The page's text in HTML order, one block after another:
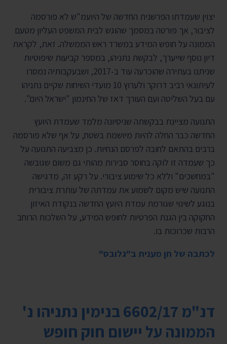
יצוין שעמדתו הפרשנית החדשה של היועמ"ש לא פורסמה
לציבור, אך פורטה במסמך שהוגש לבית המשפט העליון מטעם
הממונה על חופש המידע במשרד ראש הממשלה. זאת, לקראת
דיון נוסף שייערך, לבקשת נתניהו, במספר קביעות שיפוטיות
שניתנו בעתירה שהוכרעה עוד ב-2017, ושבעקבותיה נמסרו
לעיתונאי רביב דרוקר ולערוץ 10 מועדי השיחות שקיים נתניהו
עם בעל השליטה ועם העורך דאז של החינמון "ישראל היום".
התנועה מציינת בבקשתה שניסיונה מלמד שעמדת היועץ
החדשה כבר החלה להיות מיושמת בשטח, על אף שלא פורסמה
ברבים בהתאם לחובה לפרסם הנחיות. כן מצביעה התנועה על
כך שעמדה זו לוקה בחוסר סבירות מהותי גם משום שגובשה
"במחשכים" וללא כל שימוע ציבורי. על רקע זה, מדגישה
התנועה שיש מקום לשמוע את עמדתה של עותרת ציבורית
בנוגע לשינוי שגורמת עמדת היועץ החדשה בנקודת האיזון
החקוקה בין הגנת הפרטיות לחופש המידע, על השלכות הרוחב
הרבות שכרוכות בו.
לכתבה של חן מענית ב"גלובס"
דנ"מ 6602/17
בנימין נתניהו נ'
הממונה על יישום חוק חופש